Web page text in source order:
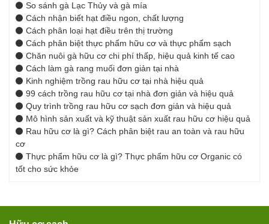
So sánh gà Lạc Thủy và gà mía
Cách nhận biết hạt điều ngon, chất lượng
Cách phân loại hạt điều trên thị trường
Cách phân biệt thực phẩm hữu cơ và thực phẩm sạch
Chăn nuôi gà hữu cơ chi phí thấp, hiệu quả kinh tế cao
Cách làm gà rang muối đơn giản tại nhà
Kinh nghiệm trồng rau hữu cơ tại nhà hiệu quả
99 cách trồng rau hữu cơ tại nhà đơn giản và hiệu quả
Quy trình trồng rau hữu cơ sạch đơn giản và hiệu quả
Mô hình sản xuất và kỹ thuật sản xuất rau hữu cơ hiệu quả
Rau hữu cơ là gì? Cách phân biệt rau an toàn và rau hữu
cơ
Thực phẩm hữu cơ là gì? Thực phẩm hữu cơ Organic có
tốt cho sức khỏe